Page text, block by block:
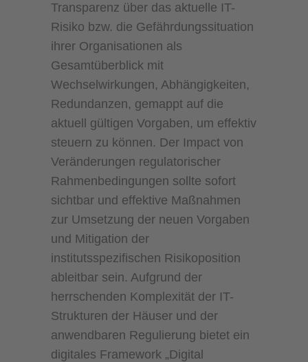
Transparenz über das aktuelle IT-
Risiko bzw. die Gefährdungssituation
ihrer Organisationen als
Gesamtüberblick mit
Wechselwirkungen, Abhängigkeiten,
Redundanzen, gemappt auf die
aktuell gültigen Vorgaben, um effektiv
steuern zu können. Der Impact von
Veränderungen regulatorischer
Rahmenbedingungen sollte sofort
sichtbar und effektive Maßnahmen
zur Umsetzung der neuen Vorgaben
und Mitigation der
institutsspezifischen Risikoposition
ableitbar sein. Aufgrund der
herrschenden Komplexität der IT-
Strukturen der Häuser und der
anwendbaren Regulierung bietet ein
digitales Framework „Digital